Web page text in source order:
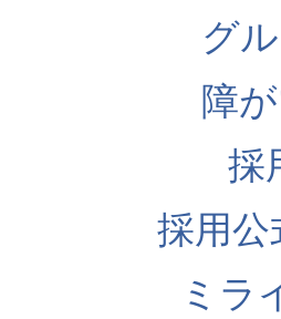
グ
障
採
採用公
ミラ